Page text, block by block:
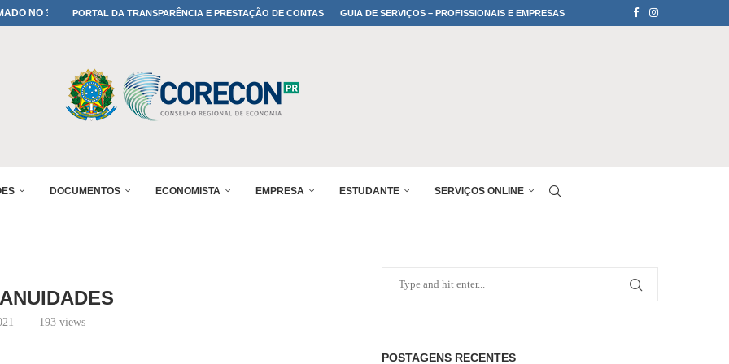
A TODOS OS PAIS!PORTAL DA TRANSPARÊNCIA E PRESTAÇÃO DE CONTAS GUIA DE SERVIÇOS – PROFISSIONAIS E EMPRESAS
DOCUMENTOS ECONOMISTA EMPRESA ESTUDANTE SERVIÇOS ONLINE
193views
POSTAGENS RECENTES